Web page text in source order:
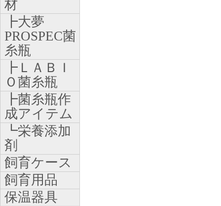
材
┣大夢
PROSPEC菌
糸瓶
┣ＬＡＢＩ
Ｏ菌糸瓶
┣菌糸瓶作
成アイテム
┗栄養添加
剤
飼育ケース
飼育用品
保温器具